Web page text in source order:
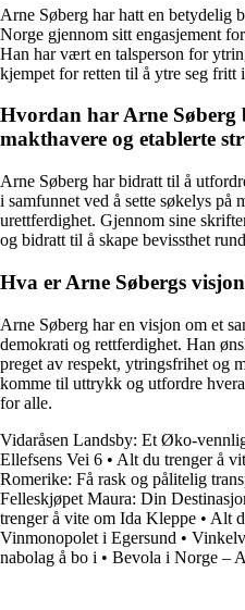
Arne Søberg har hatt en betydelig
Norge gjennom sitt engasjement
Han har vært en talsperson for
kjempet for retten til å ytre seg fritt
Hvordan har Arne
makthavere og etablerte
Arne Søberg har bidratt til å
i samfunnet ved å sette søkelys på
urettferdighet. Gjennom sine
og bidratt til å skape bevissthet
Hva er Arne Søbergs
Arne Søberg har en visjon om et
demokrati og rettferdighet. Han
preget av respekt, ytringsfrihet og
komme til uttrykk og utfordre
for alle.
Vidaråsen Landsby: Et Øko-
Ellefsens Vei 6 • Alt du trenger å
Romerike: Få rask og pålitelig
Felleskjøpet Maura: Din
trenger å vite om Ida Kleppe • Alt
Vinmonopolet i Egersund •
nabolag å bo i • Bevola i Norge –